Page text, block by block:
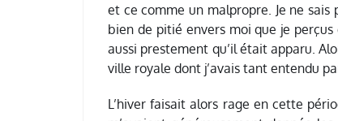
et ce comme un malpropre. Je ne sais
bien de pitié envers moi que je
aussi prestement qu’il était apparu.
ville royale dont j’avais tant entendu
L’hiver faisait alors rage en cette